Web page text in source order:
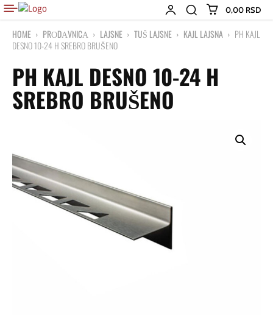
0,00 RSD
HOME PRОDАVNICА LAJSNE TUŠ LAJSNE KAJL LAJSNA
PH KAJL
DESNO 10-24 H SREBRO BRUŠENO
PH KAJL DESNO 10-24 H
SREBRO BRUŠENO